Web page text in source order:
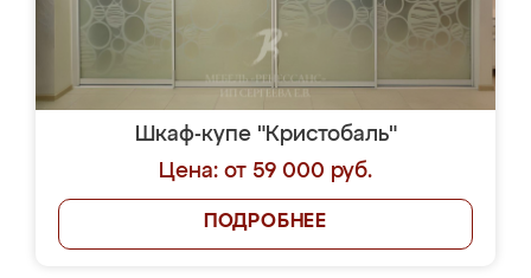
Шкаф-купе "Кристобаль"
Цена: от 59 000 руб.
ПОДРОБНЕЕ